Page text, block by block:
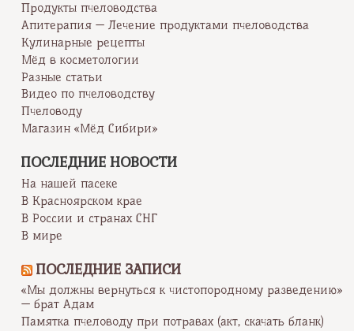
Продукты пчеловодства
Апитерапия — Лечение продуктами пчеловодства
Кулинарные рецепты
Мёд в косметологии
Разные статьи
Видео по пчеловодству
Пчеловоду
Магазин «Мёд Сибири»
ПОСЛЕДНИЕ НОВОСТИ
На нашей пасеке
В Красноярском крае
В России и странах СНГ
В мире
ПОСЛЕДНИЕ ЗАПИСИ
«Мы должны вернуться к чистопородному разведению»
— брат Адам
Памятка пчеловоду при потравах (акт, скачать бланк)